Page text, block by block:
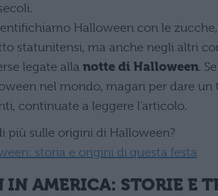
Halloween con le
statunitensi, ma anche negli altri
legate alla notte di Halloween.
nel mondo, magari per dare
continuate a leggere l’articolo.
più sulle origini di Halloween?
storia e origini di questa festa
IN AMERICA: STORIE E